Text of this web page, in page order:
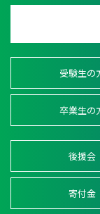
受験生の
卒業生の
後援会
寄付金